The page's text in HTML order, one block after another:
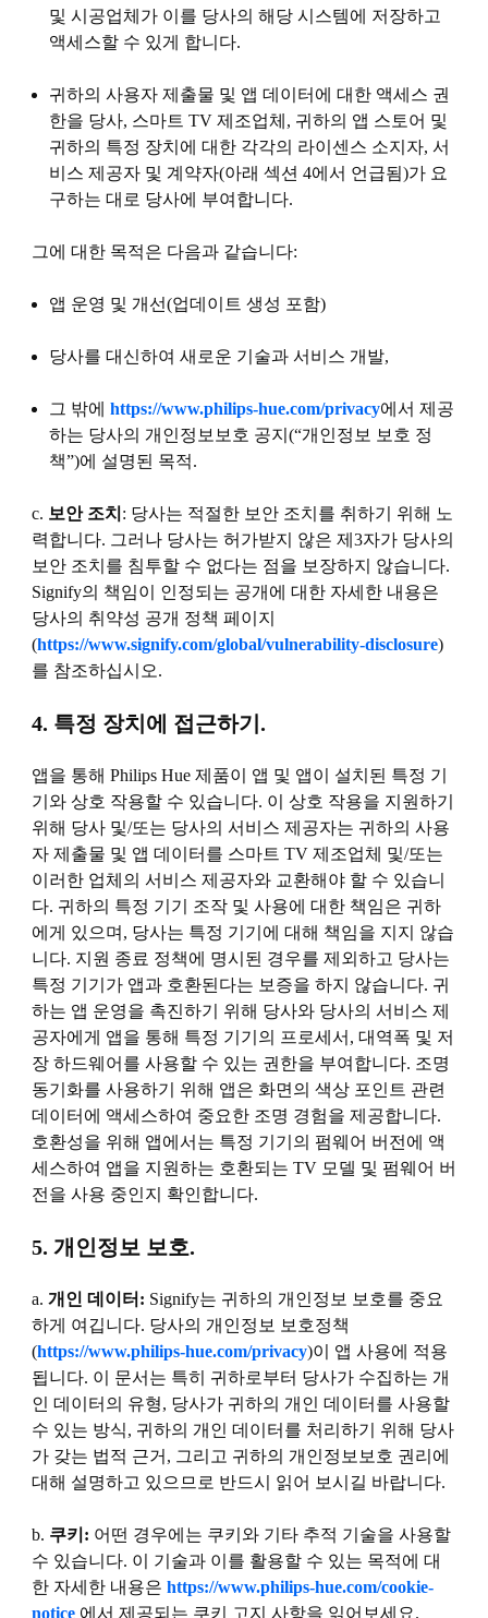
및 시공업체가 이를 당사의 해당 시스템에 저장하고
액세스할 수 있게 합니다.
귀하의 사용자 제출물 및 앱 데이터에 대한 액세스 권
한을 당사, 스마트 TV 제조업체, 귀하의 앱 스토어 및
귀하의 특정 장치에 대한 각각의 라이센스 소지자, 서
비스 제공자 및 계약자(아래 섹션 4에서 언급됨)가 요
구하는 대로 당사에 부여합니다.
그에 대한 목적은 다음과 같습니다:
앱 운영 및 개선(업데이트 생성 포함)
당사를 대신하여 새로운 기술과 서비스 개발,
그 밖에 https://www.philips-hue.com/privacy에서 제공
하는 당사의 개인정보보호 공지(“개인정보 보호 정
책”)에 설명된 목적.
c. 보안 조치 : 당사는 적절한 보안 조치를 취하기 위해 노
력합니다. 그러나 당사는 허가받지 않은 제3자가 당사의
보안 조치를 침투할 수 없다는 점을 보장하지 않습니다.
Signify의 책임이 인정되는 공개에 대한 자세한 내용은
당사의 취약성 공개 정책 페이지
(https://www.signify.com/global/vulnerability-disclosure)
를 참조하십시오.
4. 특정 장치에 접근하기.
앱을 통해 Philips Hue 제품이 앱 및 앱이 설치된 특정 기
기와 상호 작용할 수 있습니다. 이 상호 작용을 지원하기
위해 당사 및/또는 당사의 서비스 제공자는 귀하의 사용
자 제출물 및 앱 데이터를 스마트 TV 제조업체 및/또는
이러한 업체의 서비스 제공자와 교환해야 할 수 있습니
다. 귀하의 특정 기기 조작 및 사용에 대한 책임은 귀하
에게 있으며, 당사는 특정 기기에 대해 책임을 지지 않습
니다. 지원 종료 정책에 명시된 경우를 제외하고 당사는
특정 기기가 앱과 호환된다는 보증을 하지 않습니다. 귀
하는 앱 운영을 촉진하기 위해 당사와 당사의 서비스 제
공자에게 앱을 통해 특정 기기의 프로세서, 대역폭 및 저
장 하드웨어를 사용할 수 있는 권한을 부여합니다. 조명
동기화를 사용하기 위해 앱은 화면의 색상 포인트 관련
데이터에 액세스하여 중요한 조명 경험을 제공합니다.
호환성을 위해 앱에서는 특정 기기의 펌웨어 버전에 액
세스하여 앱을 지원하는 호환되는 TV 모델 및 펌웨어 버
전을 사용 중인지 확인합니다.
5. 개인정보 보호.
a. 개인 데이터: Signify는 귀하의 개인정보 보호를 중요
하게 여깁니다. 당사의 개인정보 보호정책
(https://www.philips-hue.com/privacy)이 앱 사용에 적용
됩니다. 이 문서는 특히 귀하로부터 당사가 수집하는 개
인 데이터의 유형, 당사가 귀하의 개인 데이터를 사용할
수 있는 방식, 귀하의 개인 데이터를 처리하기 위해 당사
가 갖는 법적 근거, 그리고 귀하의 개인정보보호 권리에
대해 설명하고 있으므로 반드시 읽어 보시길 바랍니다.
b. 쿠키: 어떤 경우에는 쿠키와 기타 추적 기술을 사용할
수 있습니다. 이 기술과 이를 활용할 수 있는 목적에 대
한 자세한 내용은 https://www.philips-hue.com/cookie-
notice에서 제공되는 쿠키 고지 사항을 읽어보세요.